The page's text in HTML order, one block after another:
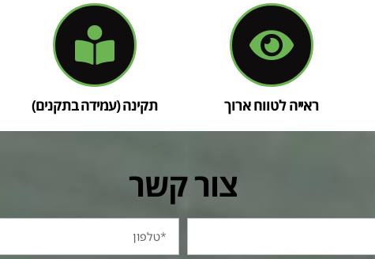
ראייה לטווח ארוך תקינה (עמידה בתקנים)
צור קשר